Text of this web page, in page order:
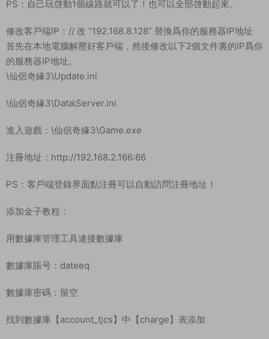
PS：自己玩啓動1個線路就可以了！也可以全部啓動起來。
修改客戶端IP：// 改 “192.168.8.128” 替換爲你的服務器IP地址
首先在本地電腦解壓好客戶端，然後修改以下2個文件裏的IP爲你
的服務器IP地址。
\仙侶奇緣3\Update.ini
\仙侶奇緣3\Data\Server.ini
進入遊戲：\仙侶奇緣3\Game.exe
注冊地址：http://192.168.2.166:66
PS：客戶端登錄界面點注冊可以自動訪問注冊地址！
添加金子教程：
用數據庫管理工具連接數據庫
數據庫賬号：dateeq
數據庫密碼：留空
找到數據庫【account_tjcs】中【charge】表添加